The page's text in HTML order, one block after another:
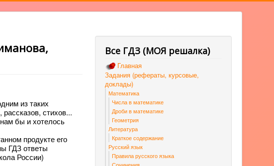
из таких
стихов...
бы и хотелось
продукте его
ГДЗ ответы
России)
Все ГДЗ (МОЯ решалка)
Главная
Задания (рефераты, курсовые,
доклады)
Математика
Числа в математике
Дроби в математике
Геометрия
Литература
Краткое содержание
Русский язык
Правила русского языка
Сочинения